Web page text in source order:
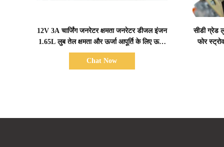
प्रदर्शन का विवरण
12V 3A चार्जिंग जनरेटर क्षमता जनरेटर डीजल इंजन
1.65L लुब तेल क्षमता और ऊर्जा आपूर्ति के लिए ऊपर
12V 36Ah संचायक क्षमता प्रदान करता है
Chat Now
सीडी ग्रेड
फोर